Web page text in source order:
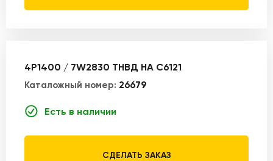
4P1400 / 7W2830 ТНВД НА С6121
Каталожный номер: 26679
Есть в наличии
СДЕЛАТЬ ЗАКАЗ